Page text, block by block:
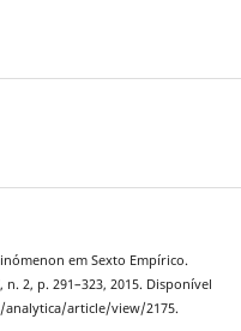
em Sexto Empírico.
n. 2, p. 291–323, 2015. Disponível
article/view/2175.